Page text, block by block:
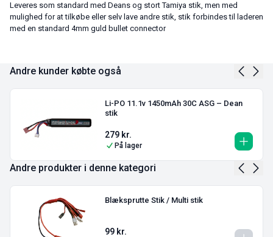
Leveres som standard med Deans og stort Tamiya stik, men med
mulighed for at tilkøbe eller selv lave andre stik, stik forbindes til laderen
med en standard 4mm guld bullet connector
Andre kunder købte også
Li-PO 11.1v 1450mAh 30C ASG – Dean
stik
279 kr.
På lager
Andre produkter i denne kategori
Blæksprutte Stik / Multi stik
99 kr.